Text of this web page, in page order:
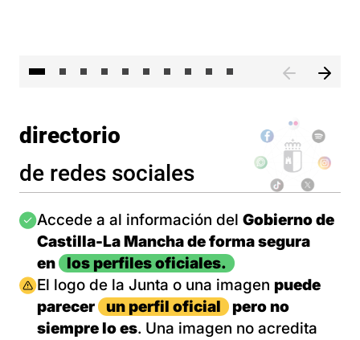
directorio
de redes sociales
Imagen
Accede a al información del Gobierno de
Castilla-La Mancha de forma segura
en
los perfiles oficiales.
Imagen
El logo de la Junta o una imagen puede
parecer
un perfil oficial
pero no
siempre lo es. Una imagen no acredita